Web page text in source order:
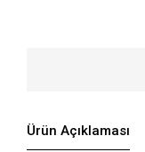
Ürün Açıklaması